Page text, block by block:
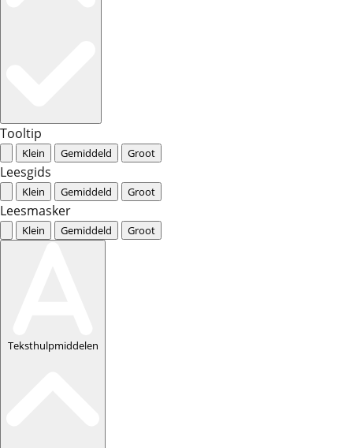
Tooltip
Klein Gemiddeld Groot
Leesgids
Klein Gemiddeld Groot
Leesmasker
Klein Gemiddeld Groot
Teksthulpmiddelen